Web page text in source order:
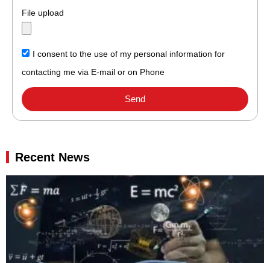
File upload
I consent to the use of my personal information for
contacting me via E-mail or on Phone
Send
Recent News